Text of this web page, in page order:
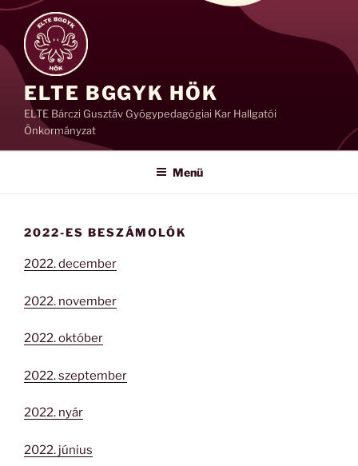
Tartalomhoz
ELTE BGGYK HÖK
ELTE Bárczi Gusztáv Gyógypedagógiai Kar Hallgatói
Önkormányzat
Menü
2022-ES BESZÁMOLÓK
2022. december
2022. november
2022. október
2022. szeptember
2022. nyár
2022. június